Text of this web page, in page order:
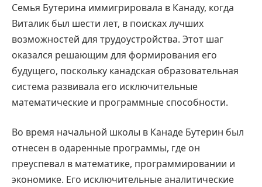
Семья Бутерина иммигрировала в Канаду, когда
Виталик был шести лет, в поисках лучших
возможностей для трудоустройства. Этот шаг
оказался решающим для формирования его
будущего, поскольку канадская образовательная
система развивала его исключительные
математические и программные способности.
Во время начальной школы в Канаде Бутерин был
отнесен в одаренные программы, где он
преуспевал в математике, программировании и
экономике. Его исключительные аналитические